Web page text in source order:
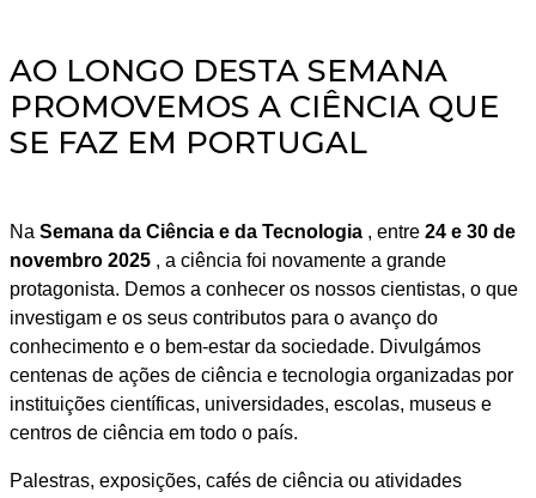
AO LONGO DESTA SEMANA
PROMOVEMOS A CIÊNCIA QUE
SE FAZ EM PORTUGAL
Na Semana da Ciência e da Tecnologia , entre 24 e 30 de
novembro 2025 , a ciência foi novamente a grande
protagonista. Demos a conhecer os nossos cientistas, o que
investigam e os seus contributos para o avanço do
conhecimento e o bem-estar da sociedade. Divulgámos
centenas de ações de ciência e tecnologia organizadas por
instituições científicas, universidades, escolas, museus e
centros de ciência em todo o país.
Palestras, exposições, cafés de ciência ou atividades